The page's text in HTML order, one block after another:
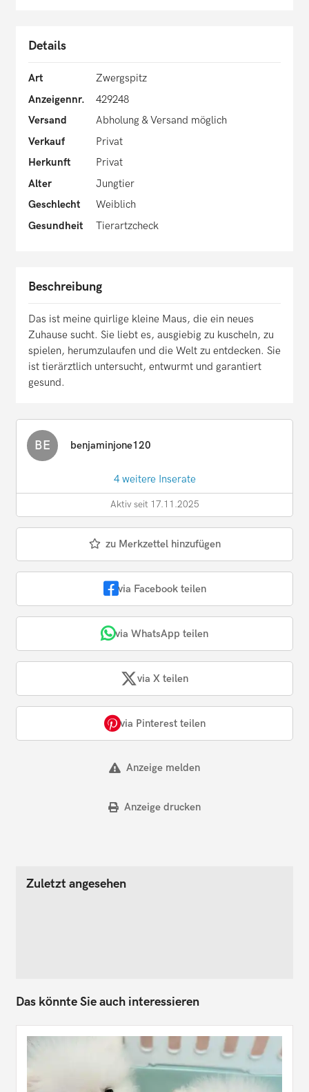
Details
Art
Zwergspitz
Anzeigennr.
429248
Versand
Abholung & Versand möglich
Verkauf
Privat
Herkunft
Privat
Alter
Jungtier
Geschlecht
Weiblich
Gesundheit
Tierartzcheck
Beschreibung
Das ist meine quirlige kleine Maus, die ein neues
Zuhause sucht. Sie liebt es, ausgiebig zu kuscheln, zu
spielen, herumzulaufen und die Welt zu entdecken. Sie
ist tierärztlich untersucht, entwurmt und garantiert
gesund.
BE benjaminjone120
4 weitere Inserate
Aktiv seit 17.11.2025
zu Merkzettel hinzufügen
via Facebook teilen
via WhatsApp teilen
via X teilen
via Pinterest teilen
Anzeige melden
Anzeige drucken
Zuletzt angesehen
Das könnte Sie auch interessieren